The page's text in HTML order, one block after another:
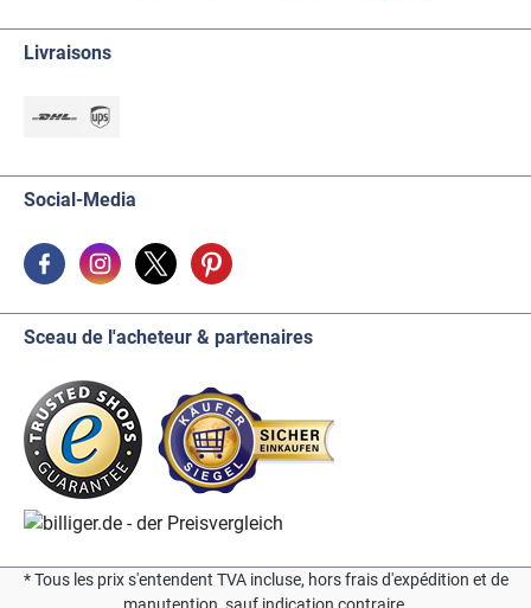
Livraisons
Social-Media
Sceau de l'acheteur & partenaires
* Tous les prix s'entendent TVA incluse, hors frais d'expédition et de